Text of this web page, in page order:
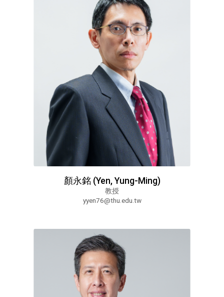
顏永銘 (Yen, Yung-Ming)
教授
yyen76@thu.edu.tw